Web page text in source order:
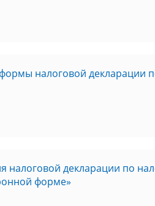
налоговой декларации
декларации по
форме»